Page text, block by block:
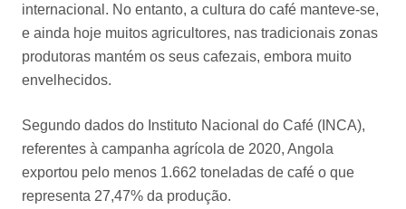
internacional. No entanto, a cultura do café manteve-se,
e ainda hoje muitos agricultores, nas tradicionais zonas
produtoras mantém os seus cafezais, embora muito
envelhecidos.
Segundo dados do Instituto Nacional do Café (INCA),
referentes à campanha agrícola de 2020, Angola
exportou pelo menos 1.662 toneladas de café o que
representa 27,47% da produção.